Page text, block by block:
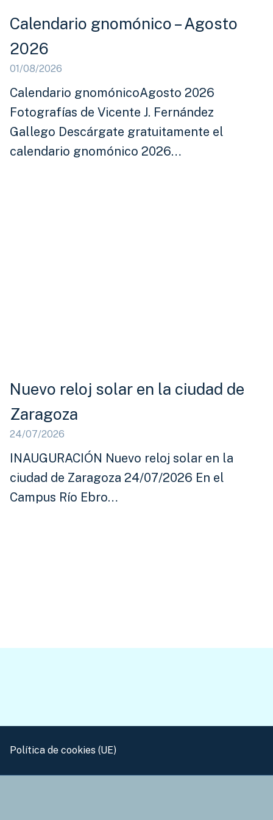
Calendario gnomónico – Agosto
2026
01/08/2026
Calendario gnomónicoAgosto 2026
Fotografías de Vicente J. Fernández
Gallego Descárgate gratuitamente el
calendario gnomónico 2026…
Nuevo reloj solar en la ciudad de
Zaragoza
24/07/2026
INAUGURACIÓN Nuevo reloj solar en la
ciudad de Zaragoza 24/07/2026 En el
Campus Río Ebro…
Política de cookies (UE)